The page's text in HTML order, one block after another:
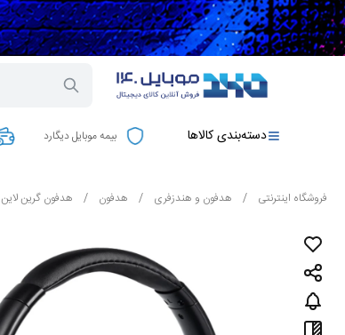
دسته‌بندی کالاها بیمه موبایل دیگارد
فروشگاه اینترنتی / هدفون و هندزفری / هدفون / هدفون گرین لاین